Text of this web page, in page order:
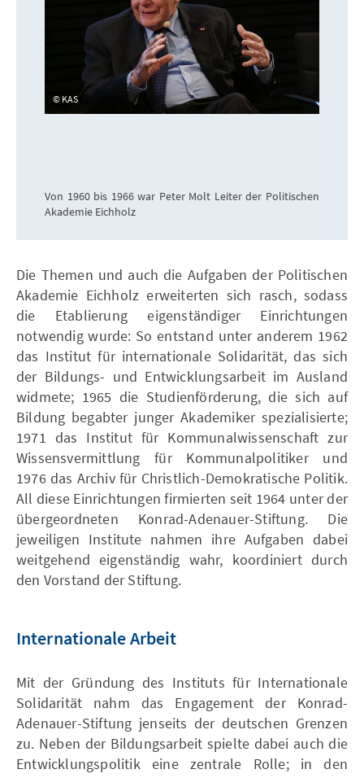
KAS
Von 1960 bis 1966 war Peter Molt Leiter der Politischen
Akademie Eichholz
Die Themen und auch die Aufgaben der Politischen
Akademie Eichholz erweiterten sich rasch, sodass
die Etablierung eigenständiger Einrichtungen
notwendig wurde: So entstand unter anderem 1962
das Institut für internationale Solidarität, das sich
der Bildungs- und Entwicklungsarbeit im Ausland
widmete; 1965 die Studienförderung, die sich auf
Bildung begabter junger Akademiker spezialisierte;
1971 das Institut für Kommunalwissenschaft zur
Wissensvermittlung für Kommunalpolitiker und
1976 das Archiv für Christlich-Demokratische Politik.
All diese Einrichtungen firmierten seit 1964 unter der
übergeordneten Konrad-Adenauer-Stiftung. Die
jeweiligen Institute nahmen ihre Aufgaben dabei
weitgehend eigenständig wahr, koordiniert durch
den Vorstand der Stiftung.
Internationale Arbeit
Mit der Gründung des Instituts für Internationale
Solidarität nahm das Engagement der Konrad-
Adenauer-Stiftung jenseits der deutschen Grenzen
zu. Neben der Bildungsarbeit spielte dabei auch die
Entwicklungspolitik eine zentrale Rolle; in den